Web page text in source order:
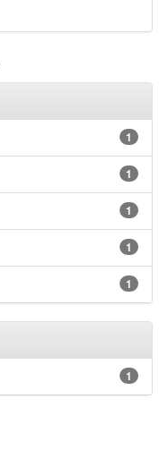
1
1
1
1
1
1